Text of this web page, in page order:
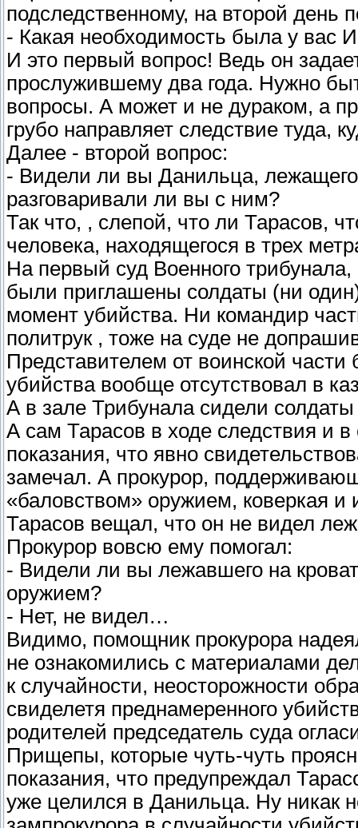
подследственному, на второй день
- Какая необходимость была у вас
И это первый вопрос! Ведь он
прослужившему два года. Нужно
вопросы. А может и не дураком, а
грубо направляет следствие туда,
Далее - второй вопрос:
- Видели ли вы Данильца,
разговаривали ли вы с ним?
Так что, , слепой, что ли Тарасов,
человека, находящегося в трех
На первый суд Военного
были приглашены солдаты (ни
момент убийства. Ни командир
политрук , тоже на суде не
Представителем от воинской
убийства вообще отсутствовал в
А в зале Трибунала сидели
А сам Тарасов в ходе следствия и
показания, что явно
замечал. А прокурор,
«баловством» оружием, коверкая и
Тарасов вещал, что он не видел
Прокурор вовсю ему помогал:
- Видели ли вы лежавшего на
оружием?
- Нет, не видел…
Видимо, помощник прокурора
не ознакомились с материалами
к случайности, неосторожности
свиделетя преднамеренного
родителей председатель суда
Прищепы, которые чуть-чуть
показания, что предупреждал
уже целился в Данильца. Ну никак